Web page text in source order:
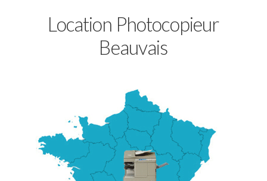
Location Photocopieur
Beauvais